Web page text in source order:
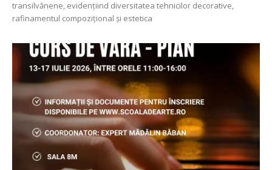
transilvănene, evidențiind diversitatea tehnicilor decorative,
rafinamentul compozițional și estetica